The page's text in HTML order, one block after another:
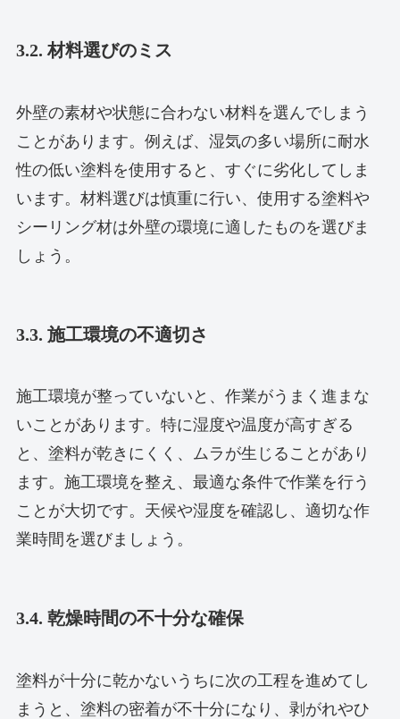
3.2. 材料選びのミス
外壁の素材や状態に合わない材料を選んでしまう
ことがあります。例えば、湿気の多い場所に耐水
性の低い塗料を使用すると、すぐに劣化してしま
います。材料選びは慎重に行い、使用する塗料や
シーリング材は外壁の環境に適したものを選びま
しょう。
3.3. 施工環境の不適切さ
施工環境が整っていないと、作業がうまく進まな
いことがあります。特に湿度や温度が高すぎる
と、塗料が乾きにくく、ムラが生じることがあり
ます。施工環境を整え、最適な条件で作業を行う
ことが大切です。天候や湿度を確認し、適切な作
業時間を選びましょう。
3.4. 乾燥時間の不十分な確保
塗料が十分に乾かないうちに次の工程を進めてし
まうと、塗料の密着が不十分になり、剥がれやひ